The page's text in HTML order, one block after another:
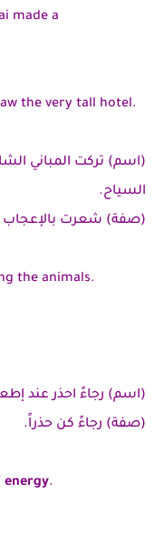
made a
the very tall hotel.
(اسم) تركت المباني
السياح.
(صفة) شعرت بالإعجاب
the animals.
(اسم) رجاءً احذر عند
(صفة) رجاءً كن حذراً.
energy.